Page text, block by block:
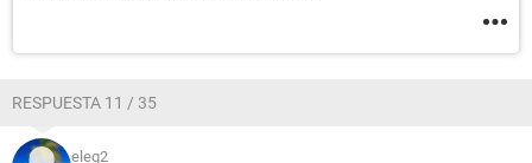
RESPUESTA 11 / 35
eleg2